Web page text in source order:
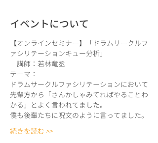
イベントについて
【オンラインセミナー】「ドラムサークルフ
ァシリテーションキュー分析」
講師：若林竜丞
テーマ：
ドラムサークルファシリテーションにおいて
先輩方から「さんかしゃみてればやることわ
かる」とよく言われてました。
僕も後輩たちに呪文のように言ってました。
続きを読む >>